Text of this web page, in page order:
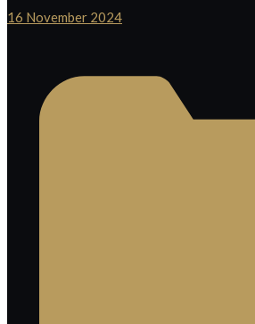
16 November 2024